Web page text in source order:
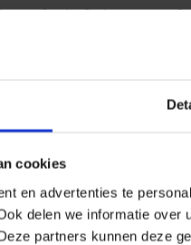
cookies
en advertenties te
delen we informatie
partners kunnen deze
en dat is de inzet van